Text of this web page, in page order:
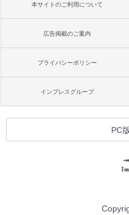
本サイトのご利用について
広告掲載のご案内
プライバシーポリシー
インプレスグループ
PC